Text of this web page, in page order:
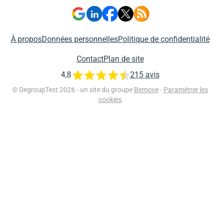
À proposDonnées personnellesPolitique de confidentialité
ContactPlan de site
© DegroupTest 2026 - un site du groupe Bemove - Paramétrer les
cookies
4,8 215 avis